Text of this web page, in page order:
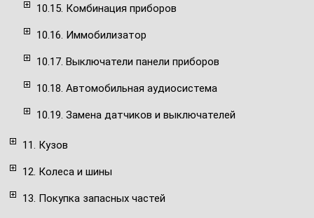
10.15. Комбинация приборов
10.16. Иммобилизатор
10.17. Выключатели панели приборов
10.18. Автомобильная аудиосистема
10.19. Замена датчиков и выключателей
11. Кузов
12. Колеса и шины
13. Покупка запасных частей